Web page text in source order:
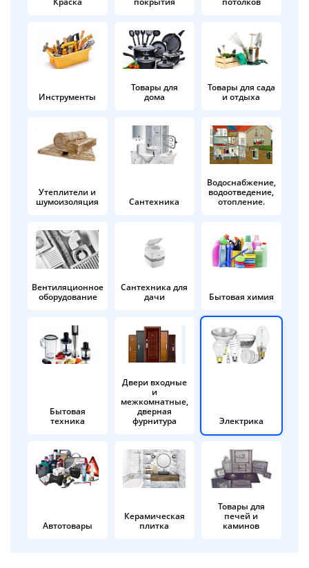
Инструменты
Товары для
дома
Товары для сада
и отдыха
Утеплители и
шумоизоляция
Сантехника
Водоснабжение,
водоотведение,
отопление.
Вентиляционное
оборудование
Сантехника для
дачи
Бытовая химия
Бытовая
техника
Двери входные
и
межкомнатные,
дверная
фурнитура
Электрика
Автотовары
Керамическая
плитка
Товары для
печей и
каминов
в корзину
Оплачивайте сегодня только
25% картой любого банка
Получайте товар
выбранный способом
Оставшиеся
% будут
по25%каждые 2 недели
Подробнее
об оплате Плайтом
раз в 2
недели
Остались вопросы?
8 800 302-02-51
plait.ru